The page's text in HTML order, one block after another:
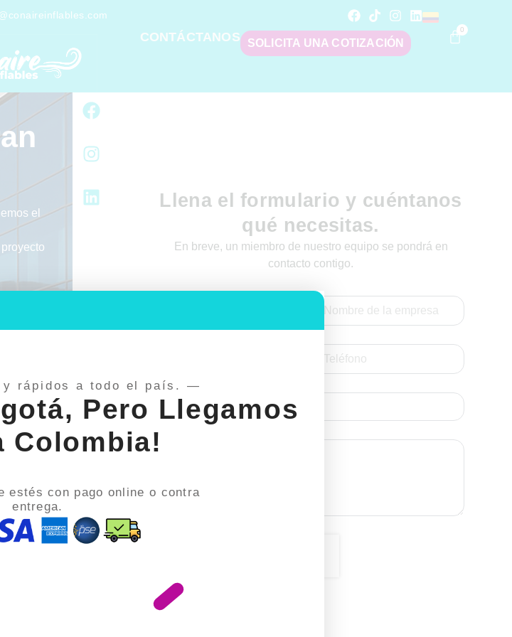
CONTÁCTANOS SOLICITA UNA COTIZACIÓN
0
el
Llena el formulario y cuéntanos
qué necesitas.
En breve, un miembro de nuestro equipo se pondrá en
contacto contigo.
rápidos a todo el país. —
Pero Llegamos
Colombia!
estés con pago online o contra
entrega.